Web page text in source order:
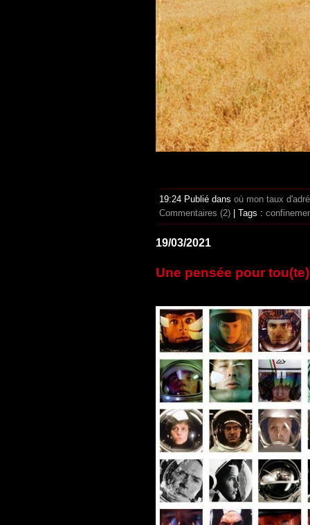
19:24 Publié dans où mon taux
Commentaires (2) | Tags :
19/03/2021
Une pensée pour